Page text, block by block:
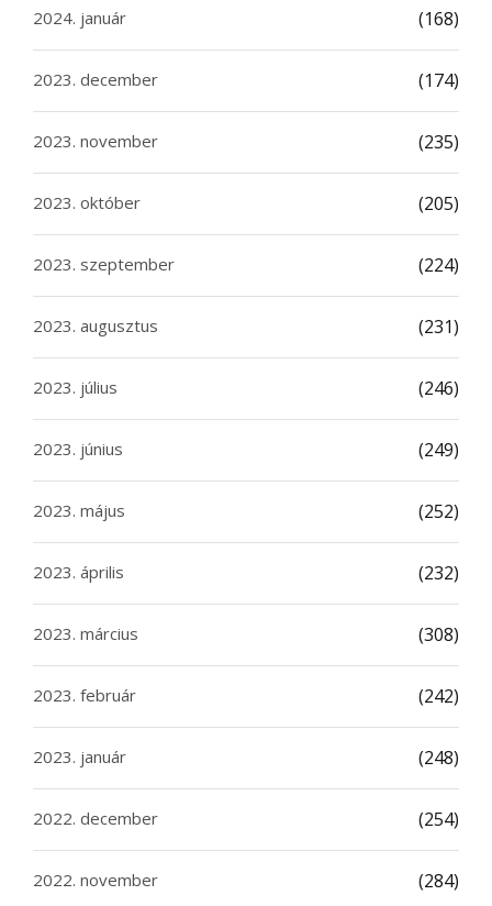
2024. január (168)
2023. december (174)
2023. november (235)
2023. október (205)
2023. szeptember (224)
2023. augusztus (231)
2023. július (246)
2023. június (249)
2023. május (252)
2023. április (232)
2023. március (308)
2023. február (242)
2023. január (248)
2022. december (254)
2022. november (284)